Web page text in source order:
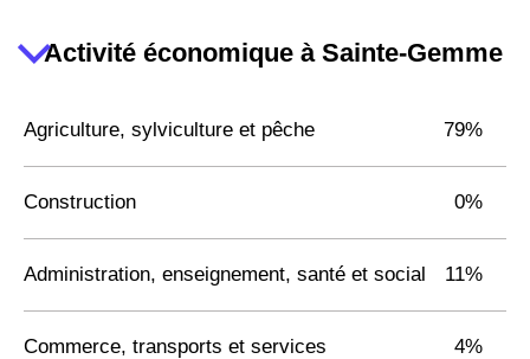
Activité économique à Sainte-Gemme
Agriculture, sylviculture et pêche 79%
Construction 0%
Administration, enseignement, santé et social 11%
Commerce, transports et services 4%